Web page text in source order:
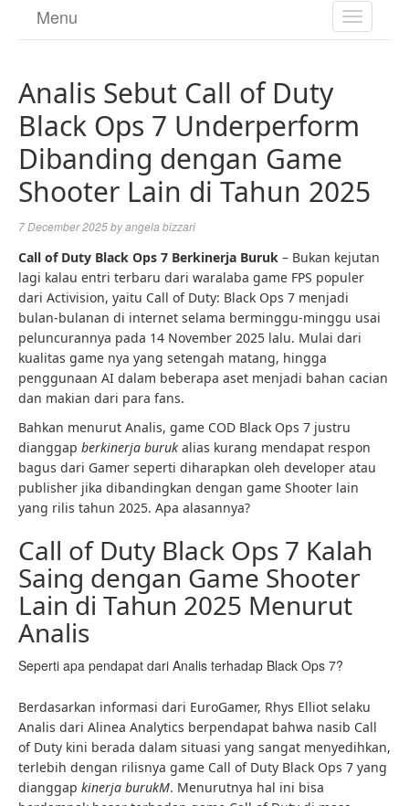
TOGGLE
Menu
Analis Sebut Call of Duty
Black Ops 7 Underperform
Dibanding dengan Game
Shooter Lain di Tahun 2025
7 December 2025byangela bizzari
Call of Duty Black Ops 7 Berkinerja Buruk – Bukan kejutan
lagi kalau entri terbaru dari waralaba game FPS populer
dari Activision, yaitu Call of Duty: Black Ops 7 menjadi
bulan-bulanan di internet selama berminggu-minggu usai
peluncurannya pada 14 November 2025 lalu. Mulai dari
kualitas game nya yang setengah matang, hingga
penggunaan AI dalam beberapa aset menjadi bahan cacian
dan makian dari para fans.
Bahkan menurut Analis, game COD Black Ops 7 justru
dianggap berkinerja buruk alias kurang mendapat respon
bagus dari Gamer seperti diharapkan oleh developer atau
publisher jika dibandingkan dengan game Shooter lain
yang rilis tahun 2025. Apa alasannya?
Call of Duty Black Ops 7 Kalah
Saing dengan Game Shooter
Lain di Tahun 2025 Menurut
Analis
Seperti apa pendapat dari Analis terhadap Black Ops 7?
Berdasarkan informasi dari EuroGamer, Rhys Elliot selaku
Analis dari Alinea Analytics berpendapat bahwa nasib Call
of Duty kini berada dalam situasi yang sangat menyedihkan,
terlebih dengan rilisnya game Call of Duty Black Ops 7 yang
dianggap kinerja burukM. Menurutnya hal ini bisa